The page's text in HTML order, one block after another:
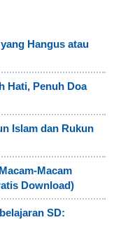
Hangus atau
Hati, Penuh Doa
Islam dan Rukun
Macam
Download)
SD: